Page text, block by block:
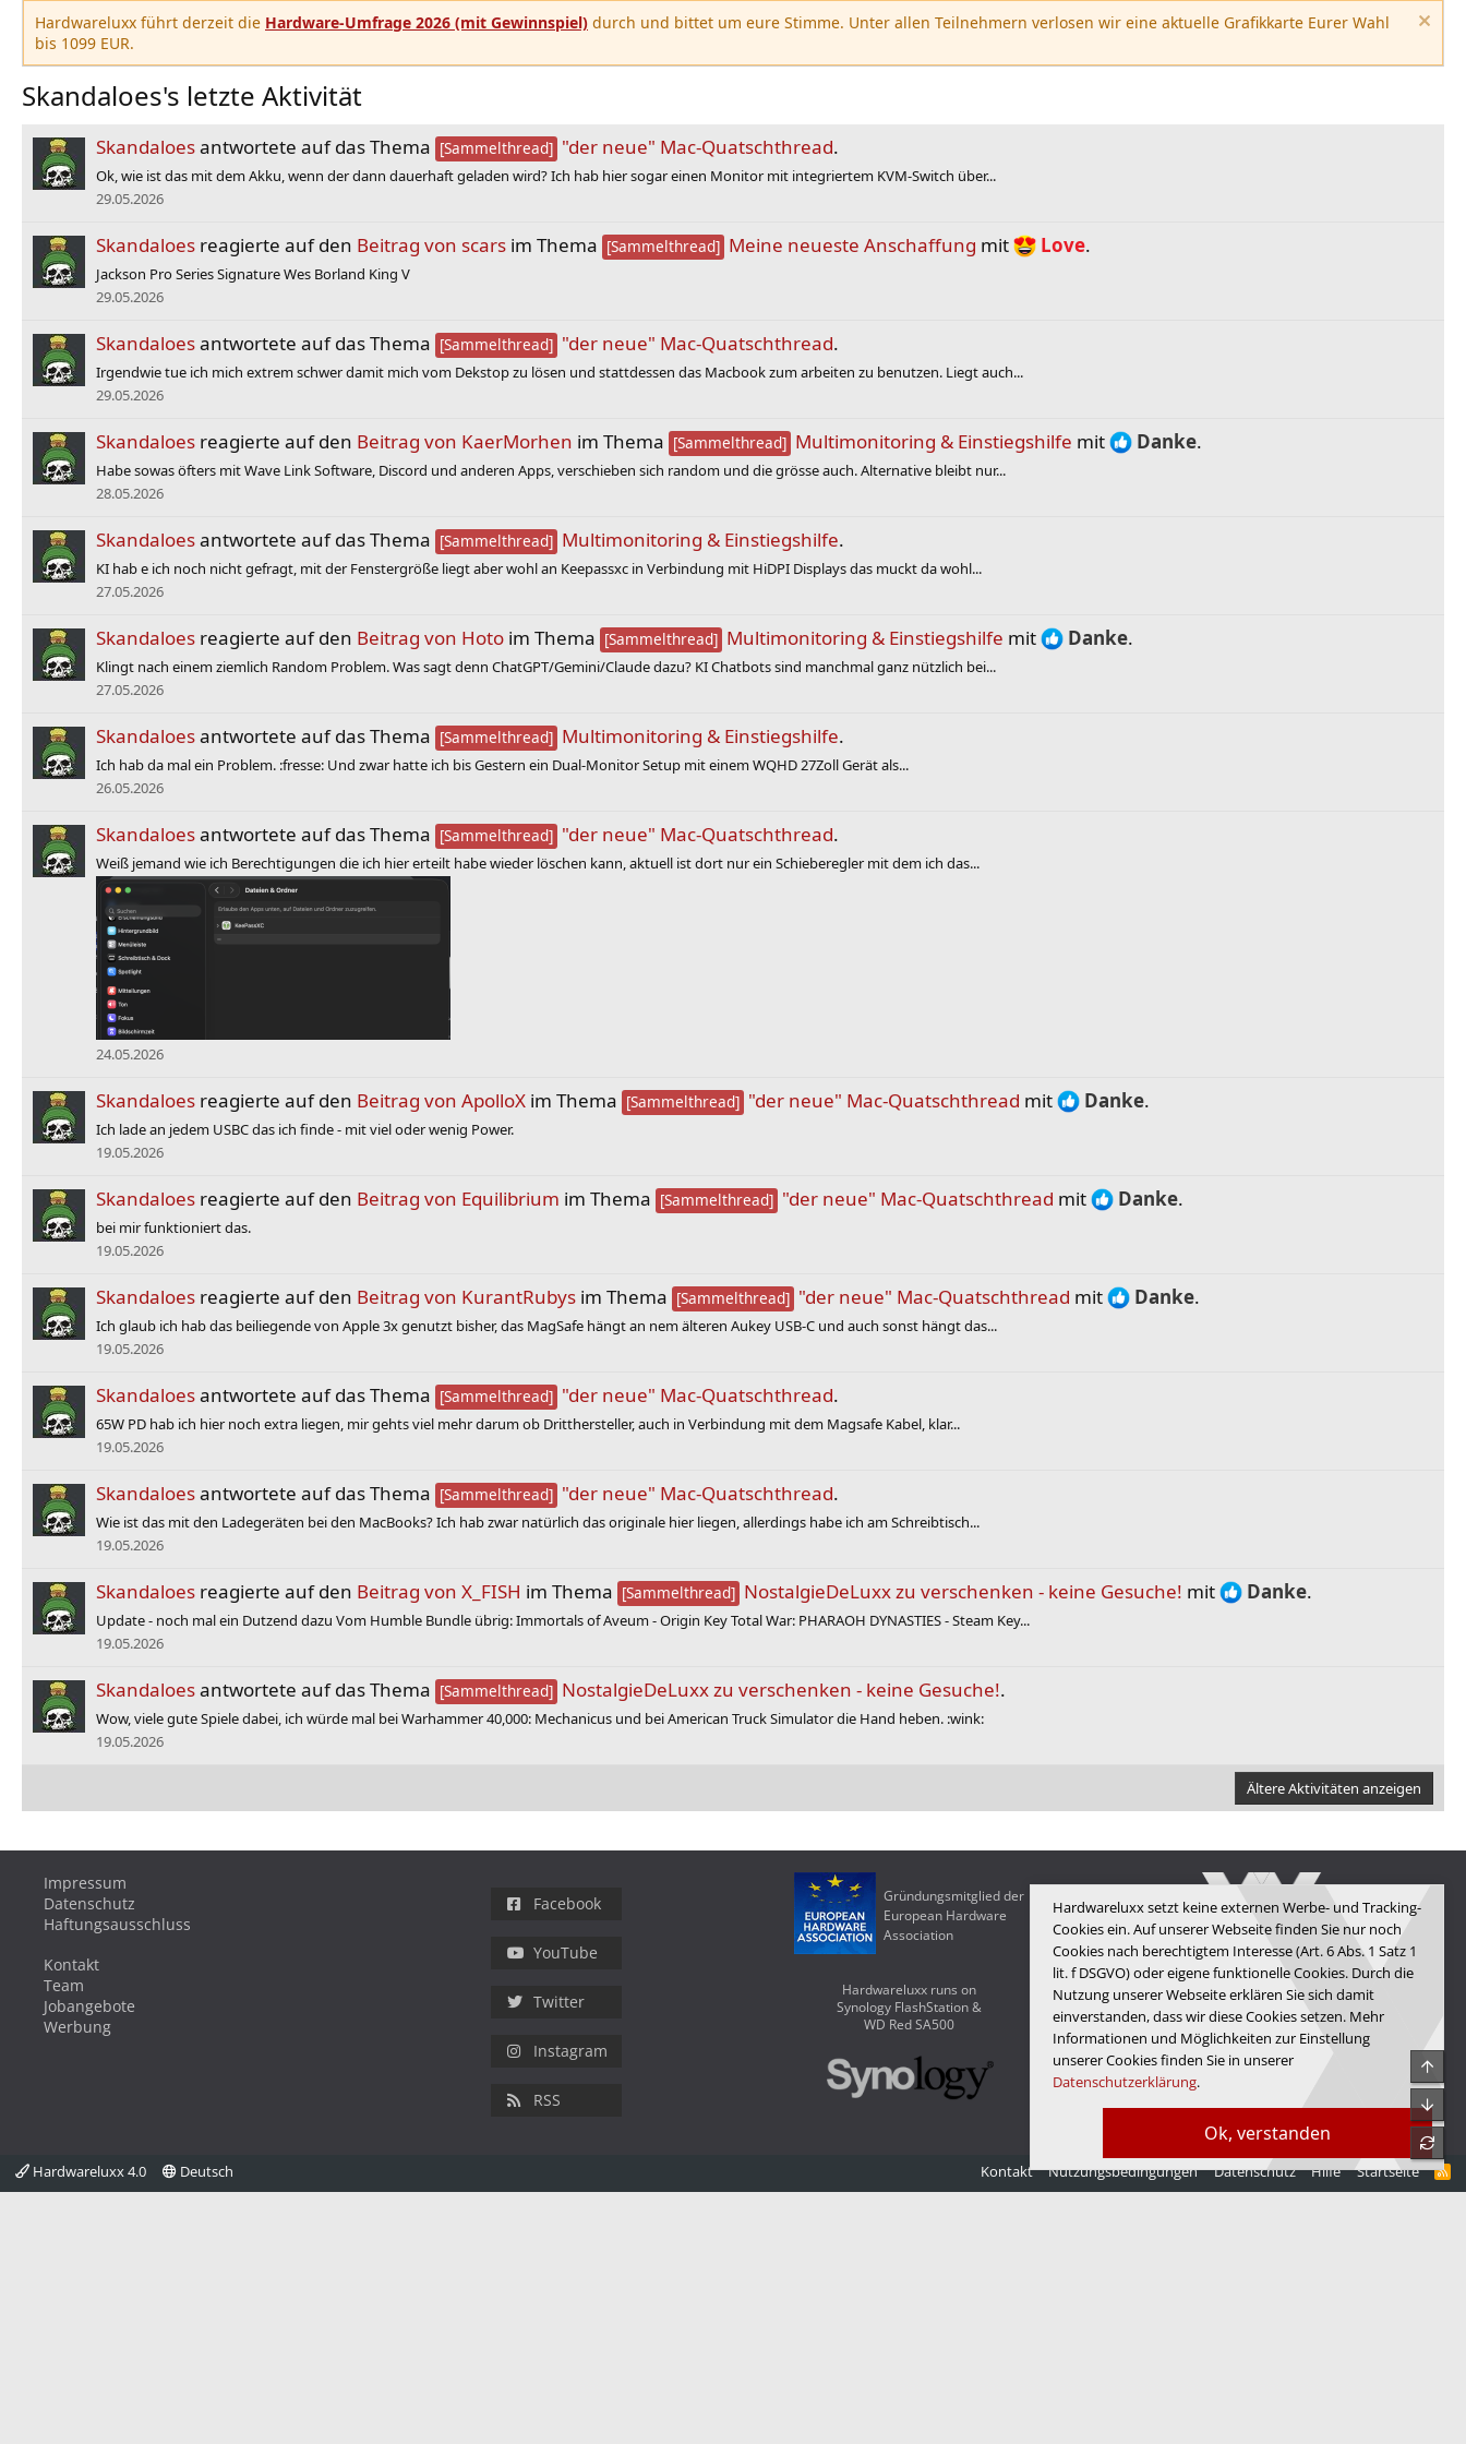
Hardwareluxx führt derzeit die Hardware-Umfrage 2026 (mit Gewinnspiel) durch und bittet um eure Stimme. Unter allen Teilnehmern verlosen wir eine aktuelle Grafikkarte Eurer Wahl
bis 1099 EUR.
Skandaloes's letzte Aktivität
Skandaloesantwortete auf das Thema [Sammelthread] "der neue" Mac-Quatschthread.
Ok, wie ist das mit dem Akku, wenn der dann dauerhaft geladen wird? Ich hab hier sogar einen Monitor mit integriertem KVM-Switch über...
29.05.2026
Skandaloes reagierte auf den Beitrag von scars im Thema [Sammelthread] Meine neueste Anschaffung mit Love.
Jackson Pro Series Signature Wes Borland King V
29.05.2026
Skandaloesantwortete auf das Thema [Sammelthread] "der neue" Mac-Quatschthread.
Irgendwie tue ich mich extrem schwer damit mich vom Dekstop zu lösen und stattdessen das Macbook zum arbeiten zu benutzen. Liegt auch...
29.05.2026
Skandaloes reagierte auf den Beitrag von KaerMorhen im Thema [Sammelthread] Multimonitoring & Einstiegshilfe mit Danke.
Habe sowas öfters mit Wave Link Software, Discord und anderen Apps, verschieben sich random und die grösse auch. Alternative bleibt nur...
28.05.2026
Skandaloesantwortete auf das Thema [Sammelthread] Multimonitoring & Einstiegshilfe.
KI hab e ich noch nicht gefragt, mit der Fenstergröße liegt aber wohl an Keepassxc in Verbindung mit HiDPI Displays das muckt da wohl...
27.05.2026
Skandaloes reagierte auf den Beitrag von Hoto im Thema [Sammelthread] Multimonitoring & Einstiegshilfe mit Danke.
Klingt nach einem ziemlich Random Problem. Was sagt denn ChatGPT/Gemini/Claude dazu? KI Chatbots sind manchmal ganz nützlich bei...
27.05.2026
Skandaloesantwortete auf das Thema [Sammelthread] Multimonitoring & Einstiegshilfe.
Ich hab da mal ein Problem. :fresse: Und zwar hatte ich bis Gestern ein Dual-Monitor Setup mit einem WQHD 27Zoll Gerät als...
26.05.2026
Skandaloesantwortete auf das Thema [Sammelthread] "der neue" Mac-Quatschthread.
Weiß jemand wie ich Berechtigungen die ich hier erteilt habe wieder löschen kann, aktuell ist dort nur ein Schieberegler mit dem ich das...
24.05.2026
Skandaloes reagierte auf den Beitrag von ApolloX im Thema [Sammelthread] "der neue" Mac-Quatschthread mit Danke.
Ich lade an jedem USBC das ich finde - mit viel oder wenig Power.
19.05.2026
Skandaloes reagierte auf den Beitrag von Equilibrium im Thema [Sammelthread] "der neue" Mac-Quatschthread mit Danke.
bei mir funktioniert das.
19.05.2026
Skandaloes reagierte auf den Beitrag von KurantRubys im Thema [Sammelthread] "der neue" Mac-Quatschthread mit Danke.
Ich glaub ich hab das beiliegende von Apple 3x genutzt bisher, das MagSafe hängt an nem älteren Aukey USB-C und auch sonst hängt das...
19.05.2026
Skandaloesantwortete auf das Thema [Sammelthread] "der neue" Mac-Quatschthread.
65W PD hab ich hier noch extra liegen, mir gehts viel mehr darum ob Dritthersteller, auch in Verbindung mit dem Magsafe Kabel, klar...
19.05.2026
Skandaloesantwortete auf das Thema [Sammelthread] "der neue" Mac-Quatschthread.
Wie ist das mit den Ladegeräten bei den MacBooks? Ich hab zwar natürlich das originale hier liegen, allerdings habe ich am Schreibtisch...
19.05.2026
Skandaloes reagierte auf den Beitrag von X_FISH im Thema [Sammelthread] NostalgieDeLuxx zu verschenken - keine Gesuche! mit Danke.
Update - noch mal ein Dutzend dazu Vom Humble Bundle übrig: Immortals of Aveum - Origin Key Total War: PHARAOH DYNASTIES - Steam Key...
19.05.2026
Skandaloesantwortete auf das Thema [Sammelthread] NostalgieDeLuxx zu verschenken - keine Gesuche!.
Wow, viele gute Spiele dabei, ich würde mal bei Warhammer 40,000: Mechanicus und bei American Truck Simulator die Hand heben. :wink:
19.05.2026
Ältere Aktivitäten anzeigen
Impressum
Datenschutz
Haftungsausschluss
Kontakt
Team
Jobangebote
Werbung
Facebook
YouTube
Twitter
Instagram
RSS
Gründungsmitglied der
European Hardware
Association
Hardwareluxx runs on
Synology FlashStation &
WD Red SA500
Hardwareluxx Media GmbH
© Copyright 2025 Hardwareluxx Media GmbH
Hardwareluxx 4.0 Deutsch Kontakt Nutzungsbedingungen Datenschutz Hilfe Startseite
R
Ok, verstanden
Hardwareluxx setzt keine externen Werbe- und Tracking-
Cookies ein. Auf unserer Webseite finden Sie nur noch
Cookies nach berechtigtem Interesse (Art. 6 Abs. 1 Satz 1
lit. f DSGVO) oder eigene funktionelle Cookies. Durch die
Nutzung unserer Webseite erklären Sie sich damit
einverstanden, dass wir diese Cookies setzen. Mehr
Informationen und Möglichkeiten zur Einstellung
unserer Cookies finden Sie in unserer
Datenschutzerklärung.